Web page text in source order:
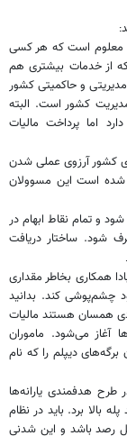
:
معلوم است که هر کسی
از خدمات بیشتری هم
مدیریتی و حاکمیتی کشور
کشور است. البته
اما پرداخت مالیات
کشور آرزوی عملی شدن
شده است این مسوولان
و تمام نقاط ابهام در
شود. ساختار دریافت
همکاری بخاطر مقداری
چشم‌پوشی کند. بدانید
همسان هستند مالیات
آغاز می‌شود. ماموران
برگه‌های دیپلم را که نام
هدفمندی یارانه‌ها
بالا برد. باید در نظام
رصد باشد و این شدنی